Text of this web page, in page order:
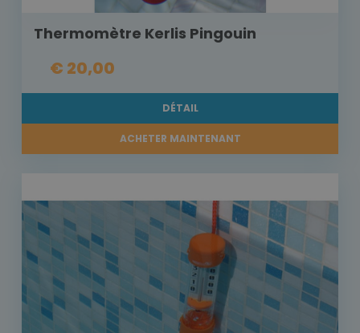
Thermomètre Kerlis Pingouin
€ 20,00
DÉTAIL
ACHETER MAINTENANT